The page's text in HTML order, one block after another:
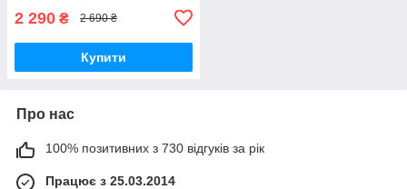
2 290 ₴ 2 690 ₴
Купити
Про нас
100% позитивних з 730 відгуків за рік
Працює з 25.03.2014